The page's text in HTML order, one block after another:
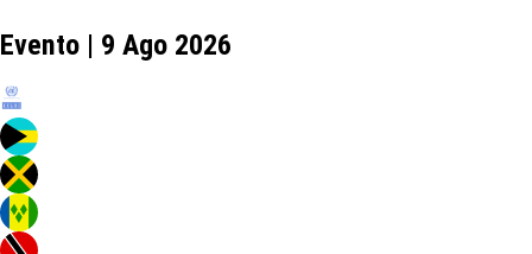
Evento | 9 Ago 2026